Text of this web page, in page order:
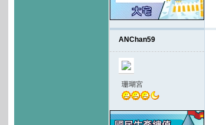
ANChan59
珊瑚宮